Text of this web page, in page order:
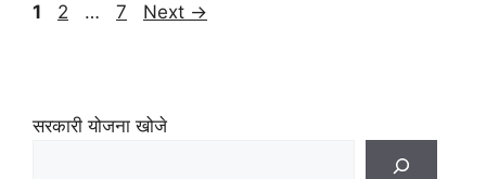
1 2 … 7 Next →
सरकारी योजना खोजे